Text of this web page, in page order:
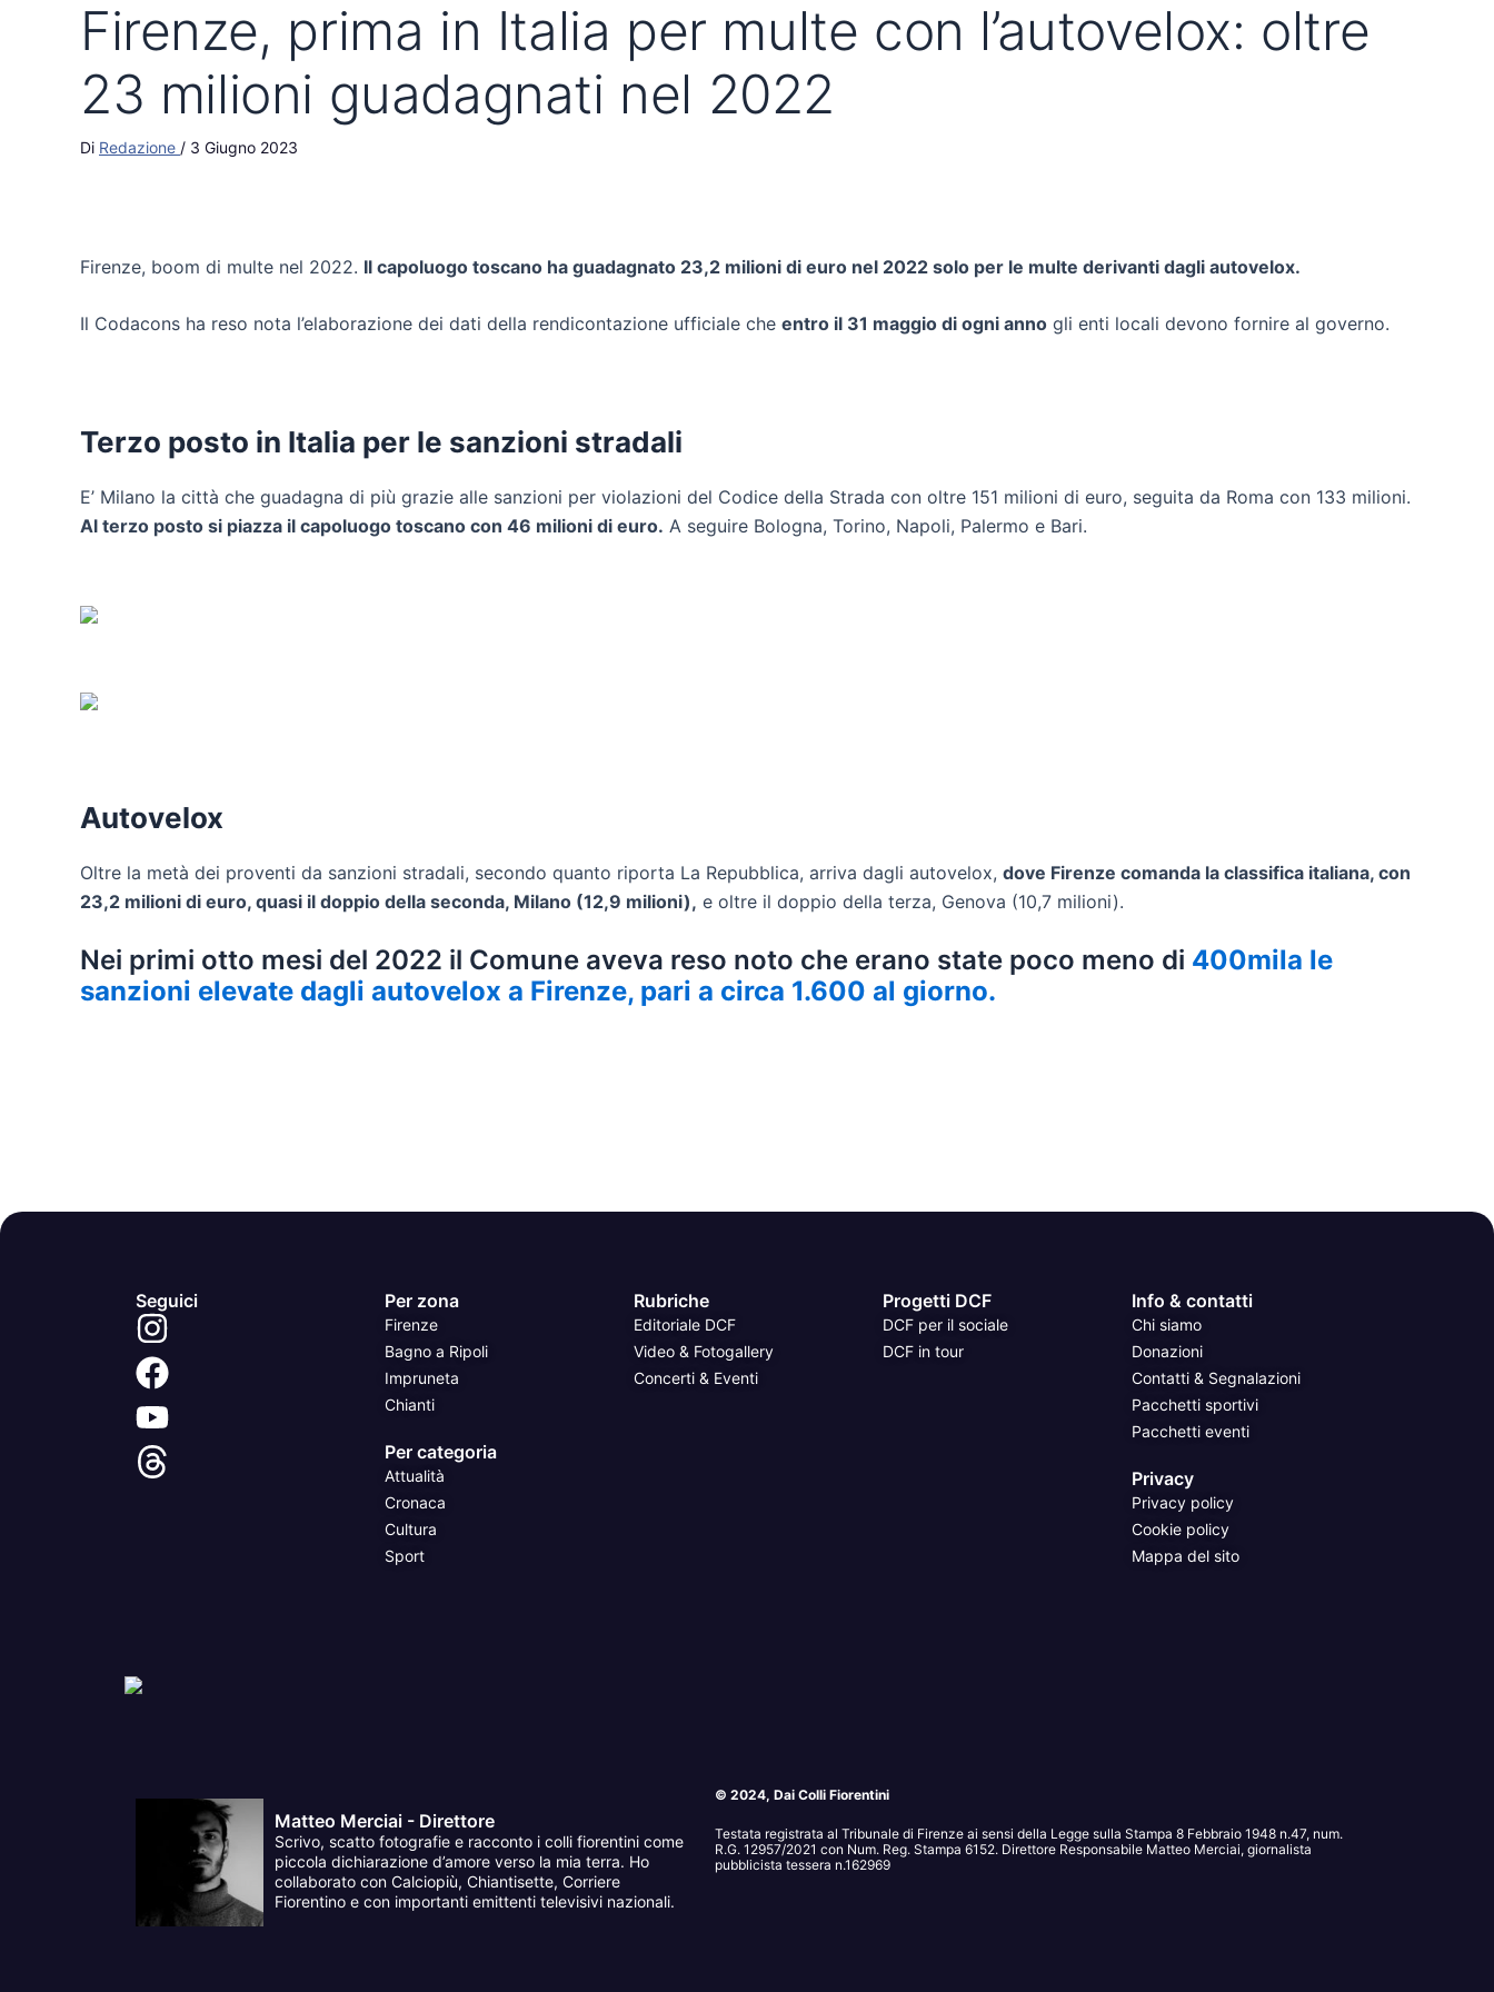
Firenze, prima in Italia per multe con l’autovelox: oltre
23 milioni guadagnati nel 2022
Di Redazione / 3 Giugno 2023
Firenze, boom di multe nel 2022. Il capoluogo toscano ha guadagnato 23,2 milioni di euro nel 2022 solo per le multe derivanti dagli autovelox.
Il Codacons ha reso nota l’elaborazione dei dati della rendicontazione ufficiale che entro il 31 maggio di ogni anno gli enti locali devono fornire al governo.
Terzo posto in Italia per le sanzioni stradali
E’ Milano la città che guadagna di più grazie alle sanzioni per violazioni del Codice della Strada con oltre 151 milioni di euro, seguita da Roma con 133 milioni.
Al terzo posto si piazza il capoluogo toscano con 46 milioni di euro. A seguire Bologna, Torino, Napoli, Palermo e Bari.
Autovelox
Oltre la metà dei proventi da sanzioni stradali, secondo quanto riporta La Repubblica, arriva dagli autovelox, dove Firenze comanda la classifica italiana, con
23,2 milioni di euro, quasi il doppio della seconda, Milano (12,9 milioni), e oltre il doppio della terza, Genova (10,7 milioni).
Nei primi otto mesi del 2022 il Comune aveva reso noto che erano state poco meno di 400mila le
sanzioni elevate dagli autovelox a Firenze, pari a circa 1.600 al giorno.
Seguici Per zona
Firenze
Bagno a Ripoli
Impruneta
Chianti
Per categoria
Attualità
Cronaca
Cultura
Sport
Rubriche
Editoriale DCF
Video & Fotogallery
Concerti & Eventi
Progetti DCF
DCF per il sociale
DCF in tour
Info & contatti
Chi siamo
Donazioni
Contatti & Segnalazioni
Pacchetti sportivi
Pacchetti eventi
Privacy
Privacy policy
Cookie policy
Mappa del sito
Matteo Merciai - Direttore
Scrivo, scatto fotografie e racconto i colli fiorentini come
piccola dichiarazione d’amore verso la mia terra. Ho
collaborato con Calciopiù, Chiantisette, Corriere
Fiorentino e con importanti emittenti televisivi nazionali.
© 2024, Dai Colli Fiorentini
Testata registrata al Tribunale di Firenze ai sensi della Legge sulla Stampa 8 Febbraio 1948 n.47, num.
R.G. 12957/2021 con Num. Reg. Stampa 6152. Direttore Responsabile Matteo Merciai, giornalista
pubblicista tessera n.162969